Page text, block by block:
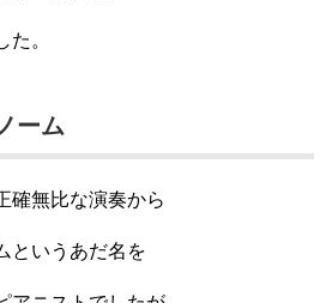
。
ーム
確無比な演奏から
というあだ名を